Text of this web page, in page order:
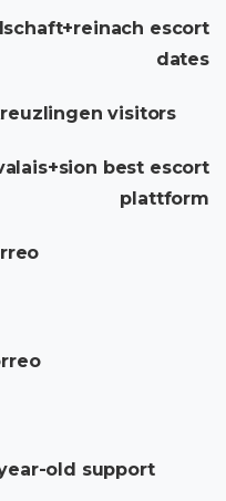
escort
dates
visitors
best escort
plattform
old support